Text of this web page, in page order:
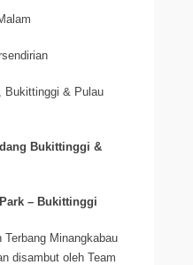
Bukittinggi & Pulau
Bukittinggi &
– Bukittinggi
Minangkabau
disambut oleh Team